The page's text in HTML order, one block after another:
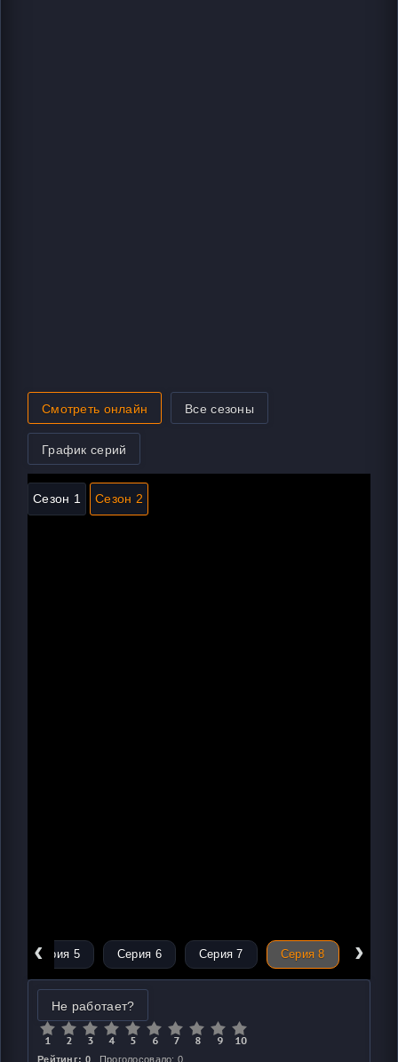
Смотреть онлайн Все сезоны
График серий
Сезон 1 Сезон 2
‹
Серия 5 Серия 6 Серия 7 Серия 8 ›
Не работает?
Рейтинг: 0 Проголосовало: 0